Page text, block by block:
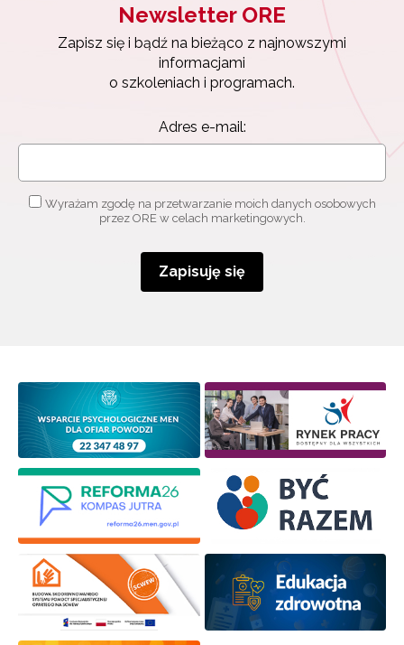
Newsletter ORE
Zapisz się i bądź na bieżąco z najnowszymi
informacjami
o szkoleniach i programach.
Adres e-mail:
Wyrażam zgodę na przetwarzanie moich danych osobowych
przez ORE w celach marketingowych.
Zapisuję się